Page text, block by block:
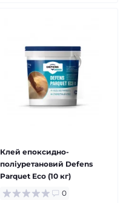
Клей епоксидно-
поліуретановий Defens
Parquet Eco (10 кг)
0